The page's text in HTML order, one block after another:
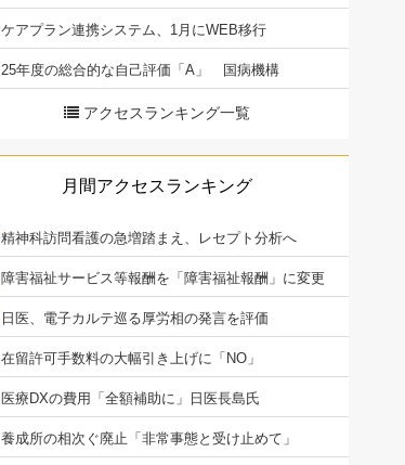
ケアプラン連携システム、1月にWEB移行
25年度の総合的な自己評価「A」 国病機構
アクセスランキング一覧
月間アクセスランキング
精神科訪問看護の急増踏まえ、レセプト分析へ
障害福祉サービス等報酬を「障害福祉報酬」に変更
日医、電子カルテ巡る厚労相の発言を評価
在留許可手数料の大幅引き上げに「NO」
医療DXの費用「全額補助に」日医長島氏
養成所の相次ぐ廃止「非常事態と受け止めて」